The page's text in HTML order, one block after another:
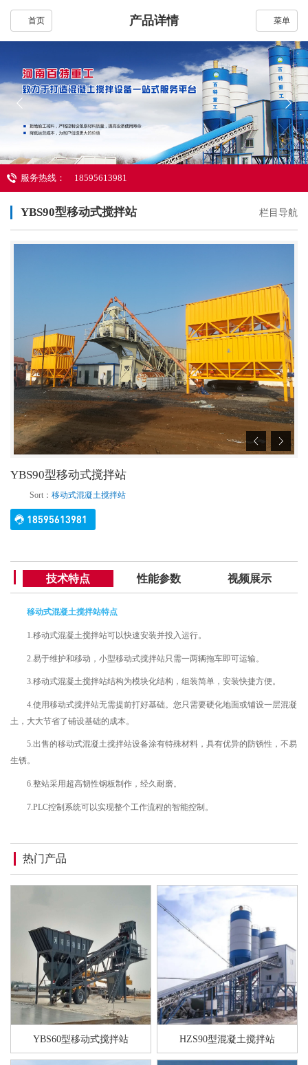
首页 产品详情 菜单
服务热线： 18595613981
YBS90型移动式搅拌站 栏目导航
YBS90型移动式搅拌站
Sort： 移动式混凝土搅拌站
18595613981
技术特点 性能参数 视频展示
移动式混凝土搅拌站特点
1.移动式混凝土搅拌站可以快速安装并投入运行。
2.易于维护和移动，小型移动式搅拌站只需一两辆拖车即可运输。
3.移动式混凝土搅拌站结构为模块化结构，组装简单，安装快捷方便。
4.使用移动式搅拌站无需提前打好基础。您只需要硬化地面或铺设一层混凝
土，大大节省了铺设基础的成本。
5.出售的移动式混凝土搅拌站设备涂有特殊材料，具有优异的防锈性，不易
生锈。
6.整站采用超高韧性钢板制作，经久耐磨。
7.PLC控制系统可以实现整个工作流程的智能控制。
热门产品
YBS60型移动式搅拌站 HZS90型混凝土搅拌站